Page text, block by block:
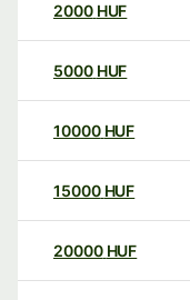
2000 HUF
5000 HUF
10000 HUF
15000 HUF
20000 HUF